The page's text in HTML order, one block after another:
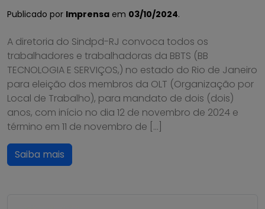
Publicado por Imprensa em 03/10/2024.
A diretoria do Sindpd-RJ convoca todos os
trabalhadores e trabalhadoras da BBTS (BB
TECNOLOGIA E SERVIÇOS,) no estado do Rio de Janeiro
para eleição dos membros da OLT (Organização por
Local de Trabalho), para mandato de dois (dois)
anos, com início no dia 12 de novembro de 2024 e
término em 11 de novembro de […]
Saiba mais